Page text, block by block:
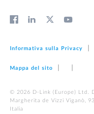
Informativa sulla Privacy
Mappa del sito
© 2026 D‑Link (Europe) Ltd.
Margherita de Vizzi Viganò,
Italia